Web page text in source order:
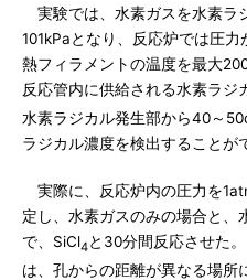
実験では、水素ガスを水素ラ
101kPaとなり、反応炉では圧
熱フィラメントの温度を最大
反応管内に供給される水素ラジ
水素ラジカル発生部から40～
ラジカル濃度を検出することが
実際に、反応炉内の圧力を
定し、水素ガスのみの場合と、
で、SiCl4と30分間反応させた
は、孔からの距離が異なる場